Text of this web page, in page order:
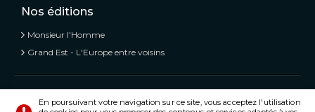
Nos éditions
Monsieur l'Homme
Grand Est - L'Europe entre voisins
Voisins - Nachbarn, L’information libre et mitoyenne
En poursuivant votre navigation sur ce site, vous acceptez l'utilisation